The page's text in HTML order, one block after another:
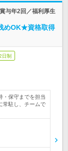
与年2回／福利厚生
めOK★資格取得
日制
・保守までを担当
常駐し、チームで